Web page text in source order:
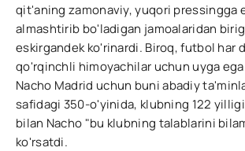
qit'aning zamonaviy, yuqori pressingga
almashtirib bo'ladigan jamoalaridan
eskirgandek ko'rinardi. Biroq, futbol har
qo'rqinchli himoyachilar uchun uyga
Nacho Madrid uchun buni abadiy
safidagi 350-o'yinida, klubning 122
bilan Nacho "bu klubning talablarini
ko'rsatdi.